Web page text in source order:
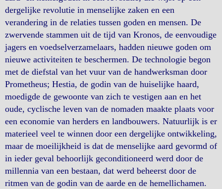
dergelijke revolutie in menselijke zaken en een
verandering in de relaties tussen goden en mensen. De
zwervende stammen uit de tijd van Kronos, de eenvoudige
jagers en voedselverzamelaars, hadden nieuwe goden om
nieuwe activiteiten te beschermen. De technologie begon
met de diefstal van het vuur van de handwerksman door
Prometheus; Hestia, de godin van de huiselijke haard,
moedigde de gewoonte van zich te vestigen aan en het
oude, cyclische leven van de nomaden maakte plaats voor
een economie van herders en landbouwers. Natuurlijk is er
materieel veel te winnen door een dergelijke ontwikkeling,
maar de moeilijkheid is dat de menselijke aard gevormd of
in ieder geval behoorlijk geconditioneerd werd door de
millennia van een bestaan, dat werd beheerst door de
ritmen van de godin van de aarde en de hemellichamen.